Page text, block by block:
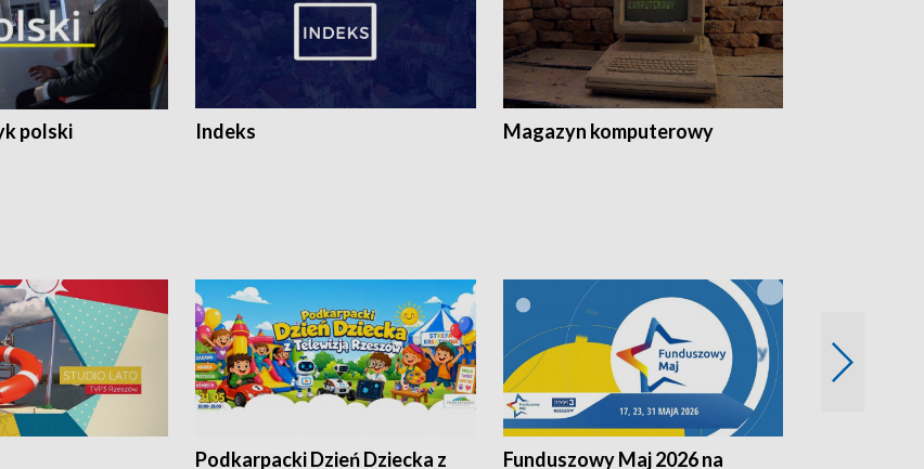
polski Indeks Magazyn komputerowy
Podkarpacki Dzień Dziecka z Funduszowy Maj 2026 na